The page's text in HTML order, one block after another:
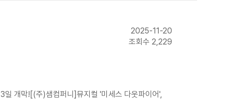
2025-11-20
조회수 2,229
개막![(주)샘컴퍼니]뮤지컬 '미세스 다웃파이어',